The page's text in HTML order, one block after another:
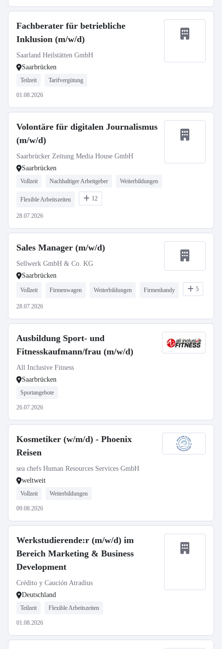
Fachberater für betriebliche
Inklusion (m/w/d)
Saarland Heilstätten GmbH
Saarbrücken
Teilzeit Tarifvergütung
01.08.2026
Volontäre für digitalen Journalismus
(m/w/d)
Saarbrücker Zeitung Media House GmbH
Saarbrücken
Vollzeit Nachhaltiger Arbeitgeber Weiterbildungen
Flexible Arbeitszeiten 12
28.07.2026
Sales Manager (m/w/d)
Sellwerk GmbH & Co. KG
Saarbrücken
Vollzeit Firmenwagen Weiterbildungen Firmenhandy 5
28.07.2026
Ausbildung Sport- und
Fitnesskaufmann/frau (m/w/d)
All Inclusive Fitness
Saarbrücken
Sportangebote
26.07.2026
Kosmetiker (w/m/d) - Phoenix
Reisen
sea chefs Human Resources Services GmbH
weltweit
Vollzeit Weiterbildungen
09.08.2026
Werkstudierende:r (m/w/d) im
Bereich Marketing & Business
Development
Crédito y Caución Atradius
Deutschland
Teilzeit Flexible Arbeitszeiten
01.08.2026